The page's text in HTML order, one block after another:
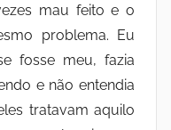
mau feito e o
problema. Eu
fosse meu, fazia
e não entendia
tratavam aquilo